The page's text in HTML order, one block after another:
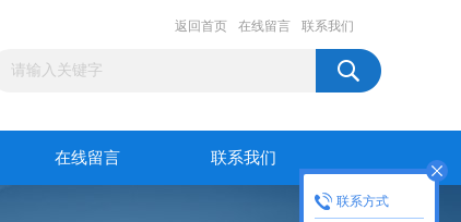
返回首页 在线留言 联系我们
在线留言 联系我们
联系方式